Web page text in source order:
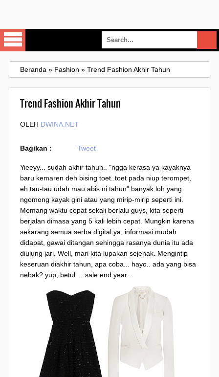
Beranda » Fashion » Trend Fashion Akhir Tahun
Trend Fashion Akhir Tahun
OLEH DWINA.NET
Bagikan : Tweet
Yieeyy... sudah akhir tahun.. "ngga kerasa ya kayaknya
baru kemaren deh bising toet..toet pada niup terompet,
eh tau-tau udah mau abis ni tahun" banyak loh yang
ngomong kayak gini atau yang mirip-mirip seperti ini.
Memang waktu cepat sekali berlalu guys, kita seperti
berjalan dimasa yang 5 kali lebih cepat. Mungkin karena
sekarang semua serba digital ya, informasi mudah
didapat, gawai ditangan sehingga rasanya dunia itu ada
diujung jari. Well, mari kita lupakan sejenak. Mengintip
keseruan diakhir tahun, apa coba... hayo.. ada yang bisa
nebak? yup, betul.... sale end year...